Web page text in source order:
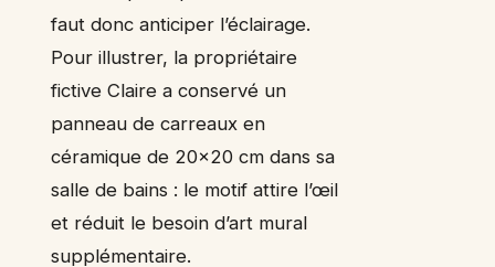
faut donc anticiper l’éclairage.
Pour illustrer, la propriétaire
fictive Claire a conservé un
panneau de carreaux en
céramique de 20×20 cm dans sa
salle de bains : le motif attire l’œil
et réduit le besoin d’art mural
supplémentaire.